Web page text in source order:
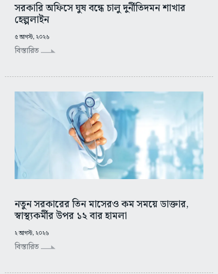
সরকারি অফিসে ঘুষ বন্ধে চালু দুর্নীতিদমন শাখার
হেল্পলাইন
৫ আগস্ট, ২০২৬
বিস্তারিত
নতুন সরকারের তিন মাসেরও কম সময়ে ডাক্তার,
স্বাস্থ্যকর্মীর উপর ১২ বার হামলা
২ আগস্ট, ২০২৬
বিস্তারিত